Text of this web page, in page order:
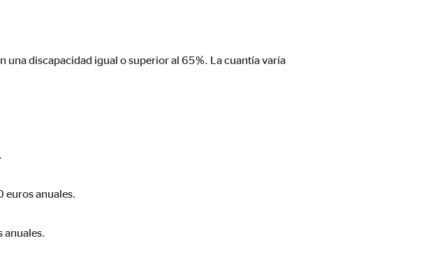
una discapacidad igual o superior al 65%. La cuantía varía
anuales.
anuales.